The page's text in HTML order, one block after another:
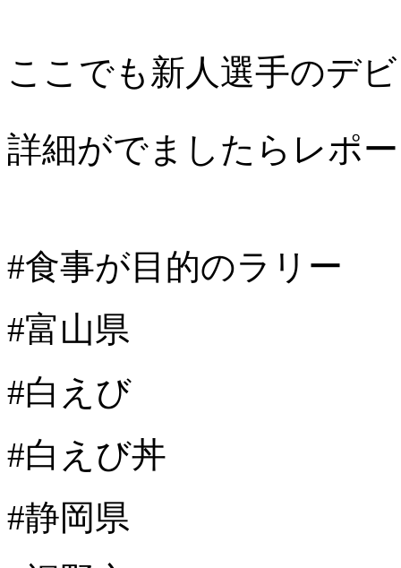
ここでも新人選手のデ
詳細がでましたらレポ
#食事が目的のラリー
#富山県
#白えび
#白えび丼
#静岡県